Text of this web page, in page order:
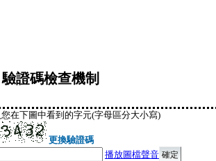
驗證碼檢查機制
在下圖中看到的字元(字母區分大小寫)
更換驗證碼
播放圖檔聲音